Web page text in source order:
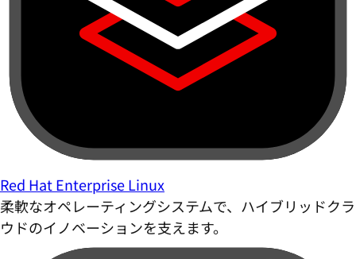
Red Hat Enterprise Linux
柔軟なオペレーティングシステムで、ハイブリッドクラ
ウドのイノベーションを支えます。